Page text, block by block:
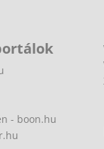
- boon.hu